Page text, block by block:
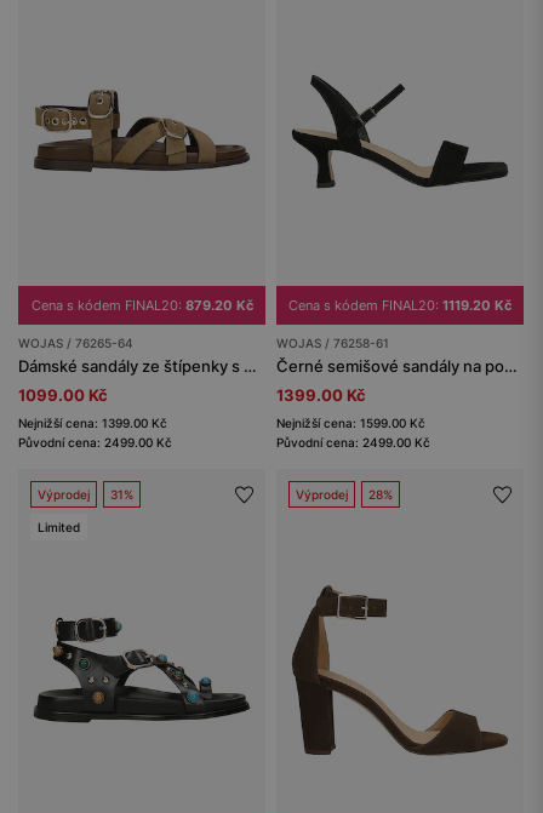
Cena s kódem FINAL20: 879.20 Kč
WOJAS / 76265-64
Dámské sandály ze štípenky s ozdobnými přezkami a nastavitelnými pásky
1099.00 Kč
Nejnižší cena: 1399.00 Kč
Původní cena: 2499.00 Kč
Cena s kódem FINAL20: 1119.20 Kč
WOJAS / 76258-61
Černé semišové sandály na podpatku
1399.00 Kč
Nejnižší cena: 1599.00 Kč
Původní cena: 2499.00 Kč
Výprodej 31%
Limited
Výprodej 28%